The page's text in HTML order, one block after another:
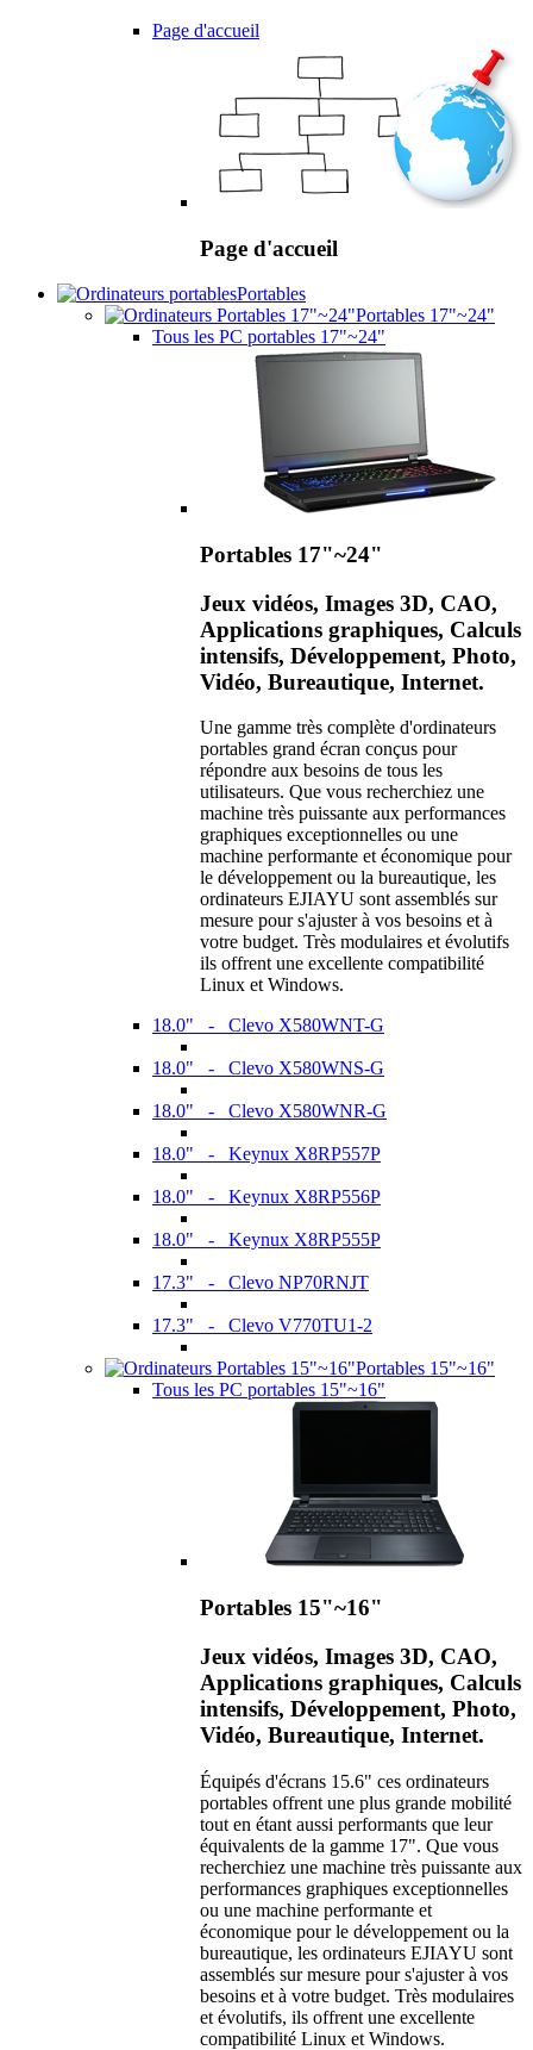
Page d'accueil
Page d'accueil
Portables
Portables 17"~24"
Tous les PC portables 17"~24"
Portables 17"~24"
Jeux vidéos, Images 3D, CAO,
Applications graphiques, Calculs
intensifs, Développement, Photo,
Vidéo, Bureautique, Internet.
Une gamme très complète d'ordinateurs
portables grand écran conçus pour
répondre aux besoins de tous les
utilisateurs. Que vous recherchiez une
machine très puissante aux performances
graphiques exceptionnelles ou une
machine performante et économique pour
le développement ou la bureautique, les
ordinateurs EJIAYU sont assemblés sur
mesure pour s'ajuster à vos besoins et à
votre budget. Très modulaires et évolutifs
ils offrent une excellente compatibilité
Linux et Windows.
18.0" - Clevo X580WNT-G
18.0" - Clevo X580WNS-G
18.0" - Clevo X580WNR-G
18.0" - Keynux X8RP557P
18.0" - Keynux X8RP556P
18.0" - Keynux X8RP555P
17.3" - Clevo NP70RNJT
17.3" - Clevo V770TU1-2
Portables 15"~16"
Tous les PC portables 15"~16"
Portables 15"~16"
Jeux vidéos, Images 3D, CAO,
Applications graphiques, Calculs
intensifs, Développement, Photo,
Vidéo, Bureautique, Internet.
Équipés d'écrans 15.6" ces ordinateurs
portables offrent une plus grande mobilité
tout en étant aussi performants que leur
équivalents de la gamme 17". Que vous
recherchiez une machine très puissante aux
performances graphiques exceptionnelles
ou une machine performante et
économique pour le développement ou la
bureautique, les ordinateurs EJIAYU sont
assemblés sur mesure pour s'ajuster à vos
besoins et à votre budget. Très modulaires
et évolutifs, ils offrent une excellente
compatibilité Linux et Windows.